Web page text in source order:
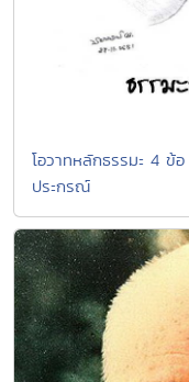
โอวาทหลักธรรมะ 4
ประกรณ์